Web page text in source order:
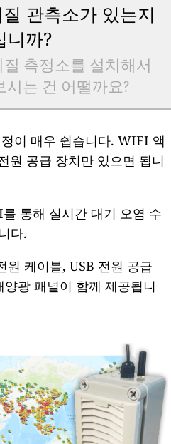
관측소가 있는지
니까?
측정소를 설치해서
시는 건 어떨까요?
이 매우 쉽습니다. WIFI 액
원 공급 장치만 있으면 됩니
통해 실시간 대기 오염 수
다.
원 케이블, USB 전원 공급
광 패널이 함께 제공됩니